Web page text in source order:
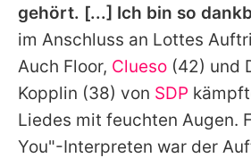
gehört. [...] Ich bin so
im Anschluss an Lottes
Auch Floor, Clueso (42) und
Kopplin (38) von SDP
Liedes mit feuchten Augen.
You"-Interpreten war der